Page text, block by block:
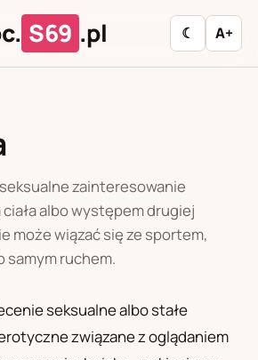
S69 .pl ☾ A+
N O P R
S
Z Ł
zainteresowanie
ciała albo występem drugiej
może wiązać się ze sportem,
samym ruchem.
seksualne albo stałe
związane z oglądaniem